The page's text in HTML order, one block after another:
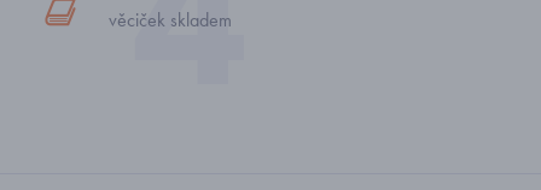
věciček skladem